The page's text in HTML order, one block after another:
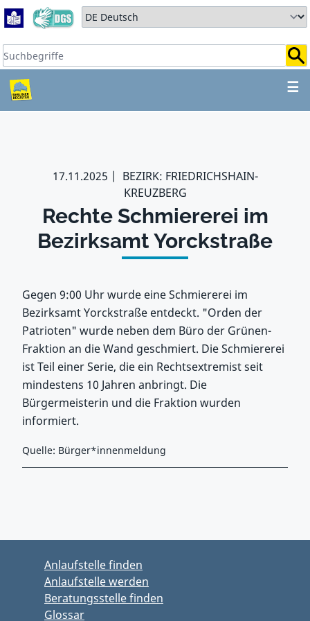
Zum Hauptbereich springen
Zum Hauptmenü springen
Sprache auswählen:
Suchbegriffe:
☰
ZUM HAUPTBEREICH
17.11.2025
BEZIRK: FRIEDRICHSHAIN-
KREUZBERG
Rechte Schmiererei im
Bezirksamt Yorckstraße
Gegen 9:00 Uhr wurde eine Schmiererei im
Bezirksamt Yorckstraße entdeckt. "Orden der
Patrioten" wurde neben dem Büro der Grünen-
Fraktion an die Wand geschmiert. Die Schmiererei
ist Teil einer Serie, die ein Rechtsextremist seit
mindestens 10 Jahren anbringt. Die
Bürgermeisterin und die Fraktion wurden
informiert.
Quelle: Bürger*innenmeldung
Anlaufstelle finden
Anlaufstelle werden
Beratungsstelle finden
Glossar